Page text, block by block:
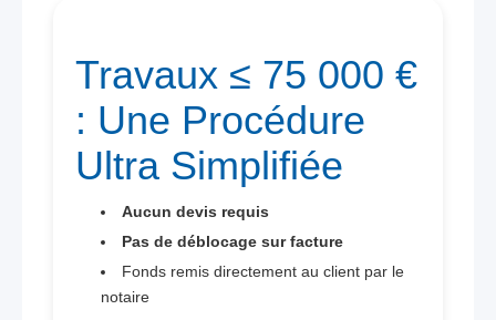
Travaux ≤ 75 000 €
: Une Procédure
Ultra Simplifiée
Aucun devis requis
Pas de déblocage sur facture
Fonds remis directement au client par le
notaire